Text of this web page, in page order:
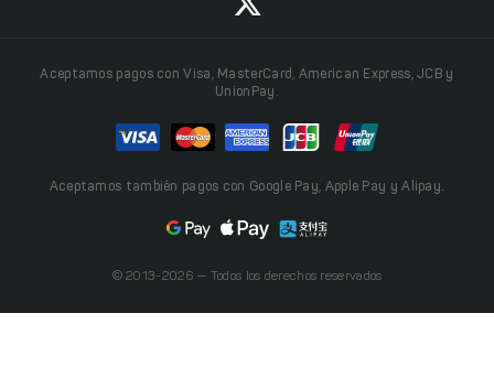
Aceptamos pagos con Visa, MasterCard, American Express, JCB y
UnionPay.
Aceptamos también pagos con Google Pay, Apple Pay y Alipay.
© 2013-2026 — Todos los derechos reservados